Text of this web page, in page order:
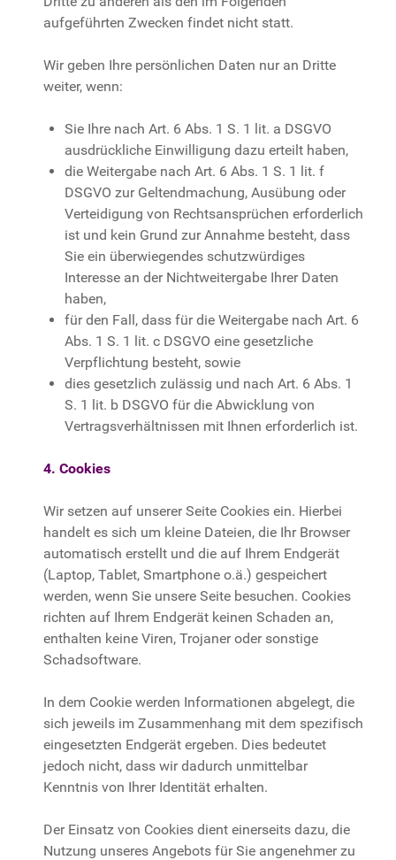
aufgeführten Zwecken findet nicht statt.
Wir geben Ihre persönlichen Daten nur an Dritte
weiter, wenn:
Sie Ihre nach Art. 6 Abs. 1 S. 1 lit. a DSGVO
ausdrückliche Einwilligung dazu erteilt haben,
die Weitergabe nach Art. 6 Abs. 1 S. 1 lit. f
DSGVO zur Geltendmachung, Ausübung oder
Verteidigung von Rechtsansprüchen erforderlich
ist und kein Grund zur Annahme besteht, dass
Sie ein überwiegendes schutzwürdiges
Interesse an der Nichtweitergabe Ihrer Daten
haben,
für den Fall, dass für die Weitergabe nach Art. 6
Abs. 1 S. 1 lit. c DSGVO eine gesetzliche
Verpflichtung besteht, sowie
dies gesetzlich zulässig und nach Art. 6 Abs. 1
S. 1 lit. b DSGVO für die Abwicklung von
Vertragsverhältnissen mit Ihnen erforderlich ist.
4. Cookies
Wir setzen auf unserer Seite Cookies ein. Hierbei
handelt es sich um kleine Dateien, die Ihr Browser
automatisch erstellt und die auf Ihrem Endgerät
(Laptop, Tablet, Smartphone o.ä.) gespeichert
werden, wenn Sie unsere Seite besuchen. Cookies
richten auf Ihrem Endgerät keinen Schaden an,
enthalten keine Viren, Trojaner oder sonstige
Schadsoftware.
In dem Cookie werden Informationen abgelegt, die
sich jeweils im Zusammenhang mit dem spezifisch
eingesetzten Endgerät ergeben. Dies bedeutet
jedoch nicht, dass wir dadurch unmittelbar
Kenntnis von Ihrer Identität erhalten.
Der Einsatz von Cookies dient einerseits dazu, die
Nutzung unseres Angebots für Sie angenehmer zu